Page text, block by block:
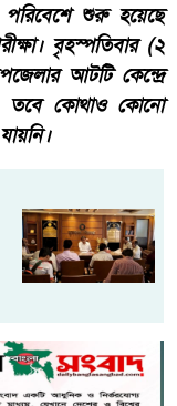
শুরু হয়েছে
বৃহস্পতিবার (২
আটটি কেন্দ্রে
তবে কোথাও কোনো